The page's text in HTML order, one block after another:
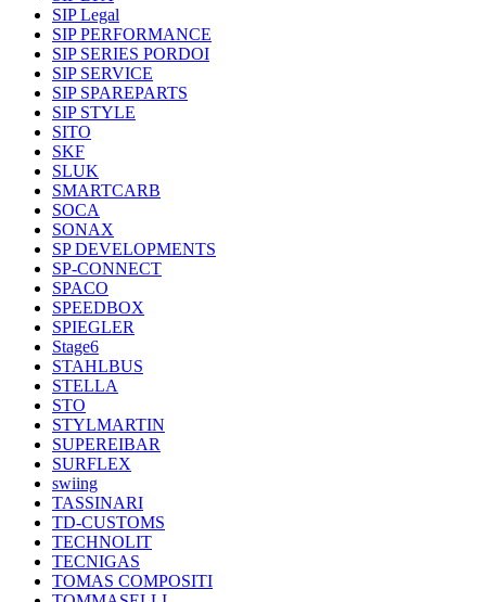
SIP Legal
SIP PERFORMANCE
SIP SERIES PORDOI
SIP SERVICE
SIP SPAREPARTS
SIP STYLE
SITO
SKF
SLUK
SMARTCARB
SOCA
SONAX
SP DEVELOPMENTS
SP-CONNECT
SPACO
SPEEDBOX
SPIEGLER
Stage6
STAHLBUS
STELLA
STO
STYLMARTIN
SUPEREIBAR
SURFLEX
swiing
TASSINARI
TD-CUSTOMS
TECHNOLIT
TECNIGAS
TOMAS COMPOSITI